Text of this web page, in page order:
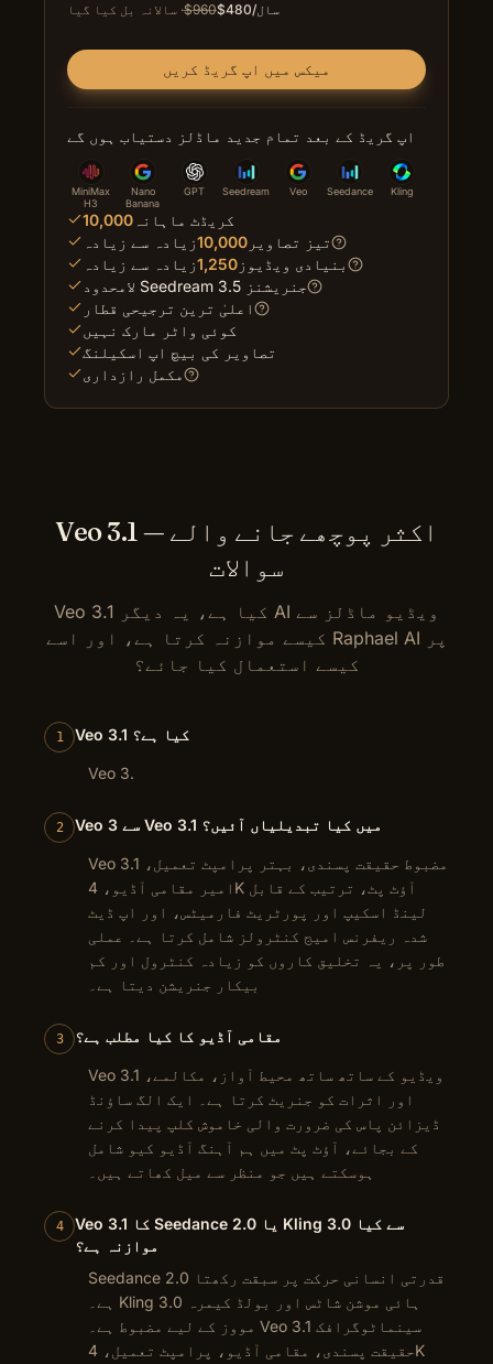
سالانہ بل کیا گیا ·$960$480 /سال
میکس میں اپ گریڈ کریں
اپ گریڈ کے بعد تمام جدید ماڈلز دستیاب ہوں گے
MiniMax
H3
Nano
Banana
GPT Seedream Veo Seedance Kling
10,000 کریڈٹ ماہانہ
زیادہ سے زیادہ10,000 تیز تصاویر
زیادہ سے زیادہ1,250 بنیادی ویڈیوز
لامحدود Seedream 3.5 جنریشنز
اعلیٰ ترین ترجیحی قطار
کوئی واٹر مارک نہیں
تصاویر کی بیچ اپ اسکیلنگ
مکمل رازداری
Veo 3.1 — اکثر پوچھے جانے والے
سوالات
Veo 3.1 کیا ہے، یہ دیگر AI ویڈیو ماڈلز سے
کیسے موازنہ کرتا ہے، اور اسے Raphael AI پر
کیسے استعمال کیا جائے؟
1 Veo 3.1 کیا ہے؟
Veo 3.
2 Veo 3 سے Veo 3.1 میں کیا تبدیلیاں آئیں؟
Veo 3.1 مضبوط حقیقت پسندی، بہتر پرامپٹ تعمیل،
امیر مقامی آڈیو، 4K آؤٹ پٹ، ترتیب کے قابل
لینڈ اسکیپ اور پورٹریٹ فارمیٹس، اور اپ ڈیٹ
شدہ ریفرنس امیج کنٹرولز شامل کرتا ہے۔ عملی
طور پر، یہ تخلیق کاروں کو زیادہ کنٹرول اور کم
بیکار جنریشن دیتا ہے۔
3 مقامی آڈیو کا کیا مطلب ہے؟
Veo 3.1 ویڈیو کے ساتھ ساتھ محیط آواز، مکالمے،
اور اثرات کو جنریٹ کرتا ہے۔ ایک الگ ساؤنڈ
ڈیزائن پاس کی ضرورت والی خاموش کلپ پیدا کرنے
کے بجائے، آؤٹ پٹ میں ہم آہنگ آڈیو کیو شامل
ہوسکتے ہیں جو منظر سے میل کھاتے ہیں۔
4
Veo 3.1 کا Seedance 2.0 یا Kling 3.0 سے کیا
موازنہ ہے؟
Seedance 2.0 قدرتی انسانی حرکت پر سبقت رکھتا
ہے۔ Kling 3.0 ہائی موشن شاٹس اور بولڈ کیمرہ
مووز کے لیے مضبوط ہے۔ Veo 3.1 سینماٹوگرافک
حقیقت پسندی، مقامی آڈیو، پرامپٹ تعمیل، 4K